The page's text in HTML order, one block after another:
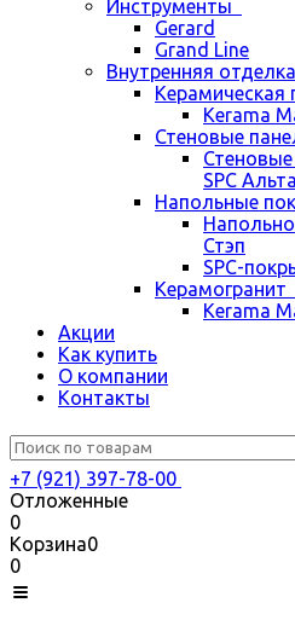
Инструменты
Gerard
Grand Line
Внутренняя отделка
Керамическая
Kerama
Стеновые
SPC
Напольные
Стэп
SPC-
Керамогранит
Kerama
Акции
Как купить
О компании
Контакты
+7 (921) 397-78-00
Отложенные
0
Корзина0
0